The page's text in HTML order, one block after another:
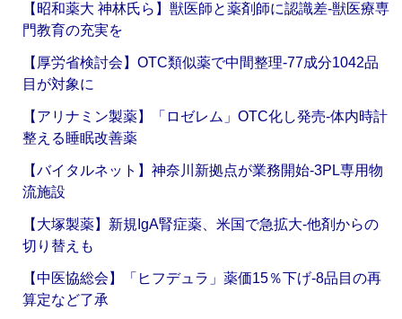
【昭和薬大 神林氏ら】獣医師と薬剤師に認識差‐獣医療専
門教育の充実を
【厚労省検討会】OTC類似薬で中間整理‐77成分1042品
目が対象に
【アリナミン製薬】「ロゼレム」OTC化し発売‐体内時計
整える睡眠改善薬
【バイタルネット】神奈川新拠点が業務開始‐3PL専用物
流施設
【大塚製薬】新規IgA腎症薬、米国で急拡大‐他剤からの
切り替えも
【中医協総会】「ヒフデュラ」薬価15％下げ‐8品目の再
算定など了承